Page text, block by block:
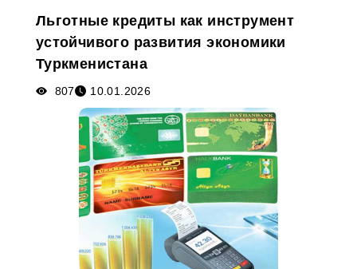
Медиа
Афиша
Льготные кредиты как инструмент
устойчивого развития экономики
Туркменистана
807 10.01.2026